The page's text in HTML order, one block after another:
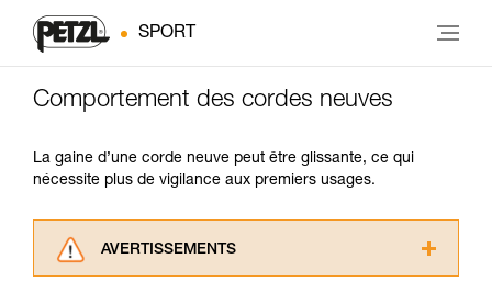
SPORT
Comportement des cordes neuves
La gaine d’une corde neuve peut être glissante, ce qui
nécessite plus de vigilance aux premiers usages.
AVERTISSEMENTS